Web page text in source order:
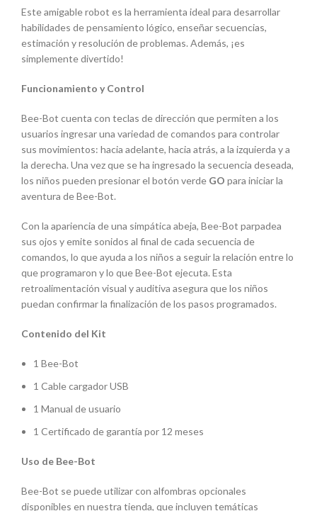
Este amigable robot es la herramienta ideal para desarrollar
habilidades de pensamiento lógico, enseñar secuencias,
estimación y resolución de problemas. Además, ¡es
simplemente divertido!
Funcionamiento y Control
Bee-Bot cuenta con teclas de dirección que permiten a los
usuarios ingresar una variedad de comandos para controlar
sus movimientos: hacia adelante, hacia atrás, a la izquierda y a
la derecha. Una vez que se ha ingresado la secuencia deseada,
los niños pueden presionar el botón verde GO para iniciar la
aventura de Bee-Bot.
Con la apariencia de una simpática abeja, Bee-Bot parpadea
sus ojos y emite sonidos al final de cada secuencia de
comandos, lo que ayuda a los niños a seguir la relación entre lo
que programaron y lo que Bee-Bot ejecuta. Esta
retroalimentación visual y auditiva asegura que los niños
puedan confirmar la finalización de los pasos programados.
Contenido del Kit
1 Bee-Bot
1 Cable cargador USB
1 Manual de usuario
1 Certificado de garantía por 12 meses
Uso de Bee-Bot
Bee-Bot se puede utilizar con alfombras opcionales
disponibles en nuestra tienda, que incluyen temáticas